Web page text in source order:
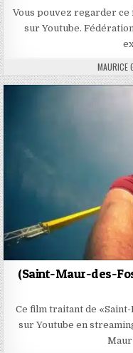
Vous pouvez regarder
sur Youtube.
AUTHOR:
MAURICE
(Saint-Maur-des-
Ce film traitant de
sur Youtube en